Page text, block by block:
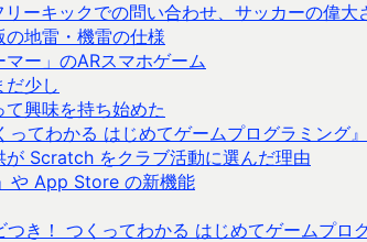
ーキックでの問い合わせ、サッカーの偉大
地雷・機雷の仕様
マー」のARスマホゲーム
だ少し
興味を持ち始めた
ってわかる はじめてゲームプログラミング
が Scratch をクラブ活動に選んだ理由
や App Store の新機能
つき！ つくってわかる はじめてゲームプロ